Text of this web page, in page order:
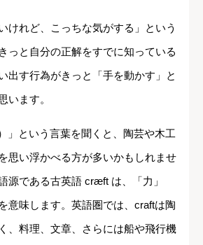
けれど、こっちな気がする」という
っと自分の正解をすでに知っている
出す行為がきっと「手を動かす」と
います。
」という言葉を聞くと、陶芸や木工
思い浮かべる方が多いかもしれませ
源である古英語 cræft は、「力」
意味します。英語圏では、craftは陶
、料理、文章、さらには船や飛行機